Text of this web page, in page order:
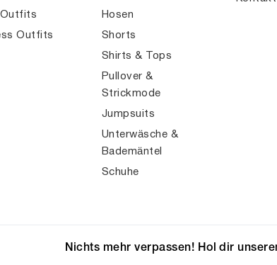
Outfits
Hosen
Shorts
Shirts & Tops
Pullover &
Strickmode
Jumpsuits
Unterwäsche &
Bademäntel
Schuhe
Nichts mehr verpassen! Hol dir